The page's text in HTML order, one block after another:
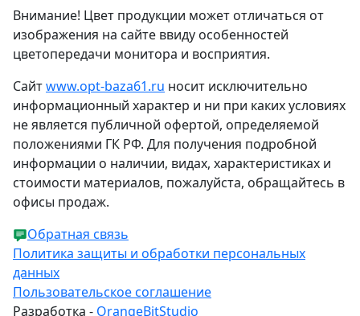
Внимание! Цвет продукции может отличаться от
изображения на сайте ввиду особенностей
цветопередачи монитора и восприятия.
Сайтwww.opt-baza61.ru носит исключительно
информационный характер и ни при каких условиях
не является публичной офертой, определяемой
положениями ГК РФ. Для получения подробной
информации о наличии, видах, характеристиках и
стоимости материалов, пожалуйста, обращайтесь в
офисы продаж.
Обратная связь
Политика защиты и обработки персональных
данных
Пользовательское соглашение
Разработка - OrangeBitStudio